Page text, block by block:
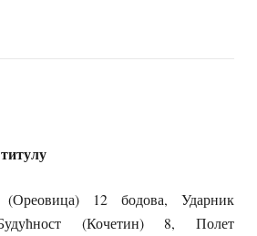
(Ореовица) 12 бодова, Ударник
(Кочетин) 8, Полет